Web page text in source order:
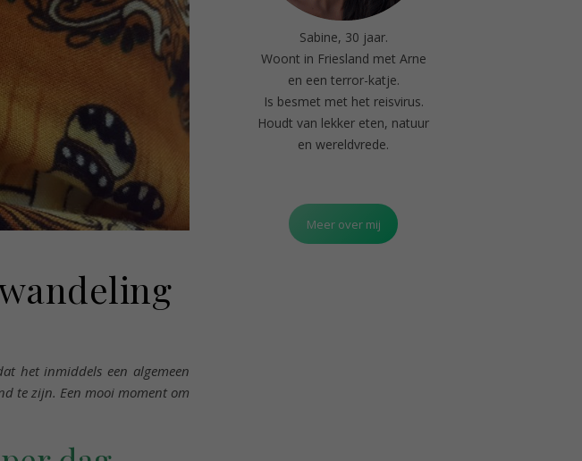
het inmiddels een algemeen
te zijn. Een mooi moment om
Sabine, 30 jaar.
Woont in Friesland met Arne
en een terror-katje.
Is besmet met het reisvirus.
Houdt van lekker eten, natuur
en wereldvrede.
Meer over mij